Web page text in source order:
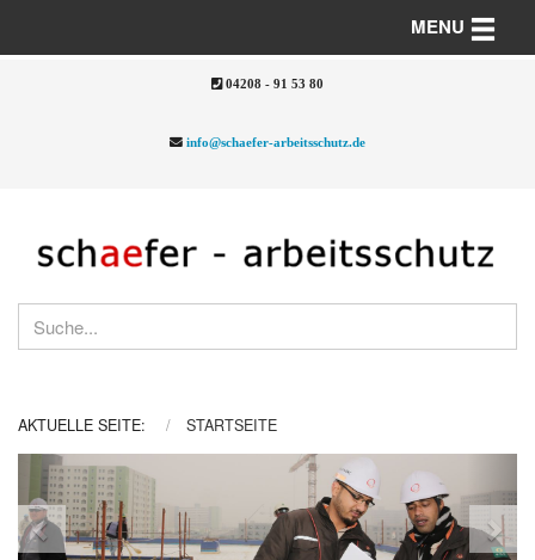
04208 - 91 53 80
info@schaefer-arbeitsschutz.de
MENU Toggle
AKTUELLE SEITE: STARTSEITE
Previous